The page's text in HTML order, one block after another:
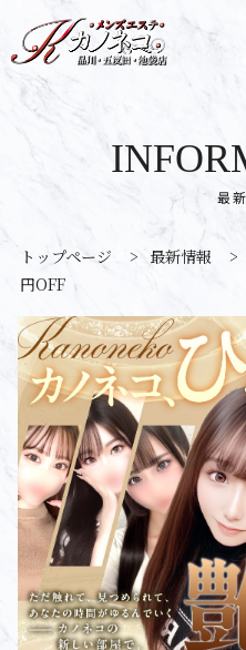
最
トップページ > 最新情報 >
円OFF